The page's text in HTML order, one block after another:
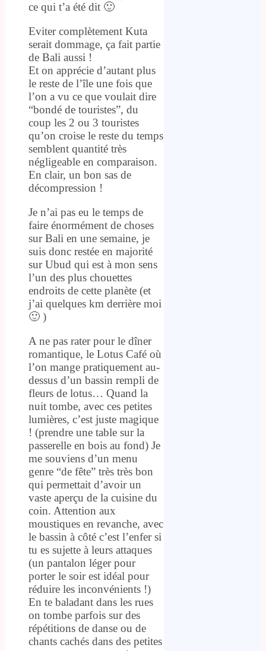
ce qui t’a été dit 🙂
Eviter complètement Kuta
serait dommage, ça fait partie
de Bali aussi !
Et on apprécie d’autant plus
le reste de l’île une fois que
l’on a vu ce que voulait dire
“bondé de touristes”, du
coup les 2 ou 3 touristes
qu’on croise le reste du temps
semblent quantité très
négligeable en comparaison.
En clair, un bon sas de
décompression !
Je n’ai pas eu le temps de
faire énormément de choses
sur Bali en une semaine, je
suis donc restée en majorité
sur Ubud qui est à mon sens
l’un des plus chouettes
endroits de cette planète (et
j’ai quelques km derrière moi
🙂 )
A ne pas rater pour le dîner
romantique, le Lotus Café où
l’on mange pratiquement au-
dessus d’un bassin rempli de
fleurs de lotus… Quand la
nuit tombe, avec ces petites
lumières, c’est juste magique
! (prendre une table sur la
passerelle en bois au fond) Je
me souviens d’un menu
genre “de fête” très très bon
qui permettait d’avoir un
vaste aperçu de la cuisine du
coin. Attention aux
moustiques en revanche, avec
le bassin à côté c’est l’enfer si
tu es sujette à leurs attaques
(un pantalon léger pour
porter le soir est idéal pour
réduire les inconvénients !)
En te baladant dans les rues
on tombe parfois sur des
répétitions de danse ou de
chants cachés dans des petites